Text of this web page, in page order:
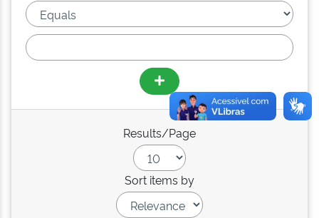
Results/Page
Sort items by